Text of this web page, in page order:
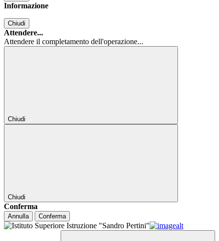
Informazione
Chiudi
Attendere...
Attendere il completamento dell'operazione...
Chiudi
Chiudi
Conferma
Annulla Conferma